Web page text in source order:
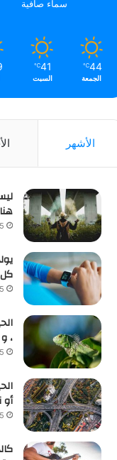
سماء صافية
44
℃
الجمعة
41
℃
السبت
الأشهر
25
25
،
25
25